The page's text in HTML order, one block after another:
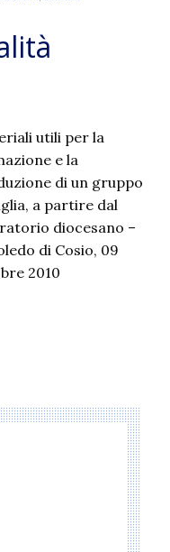
utili per la
e la
di un gruppo
a partire dal
diocesano –
di Cosio, 09
2010